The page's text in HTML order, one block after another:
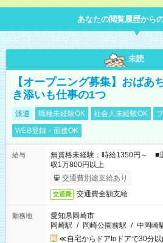
あなたの閲覧履歴から
未読
【オープニング募集】おばあ
き添いも仕事の1つ
派遣 職種未経験OK 社会人未経験OK
WEB登録・面接OK
給与
無資格未経験：時給1350円～
収1万800円以上
交通費別途支給あり
交通費 交通費全額支給
勤務地
愛知県岡崎市
岡崎駅 / 岡崎公園前駅 / 中岡崎
≪自宅からドアtoドアで30分